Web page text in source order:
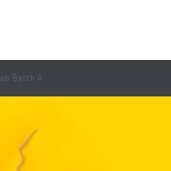
Batch 4